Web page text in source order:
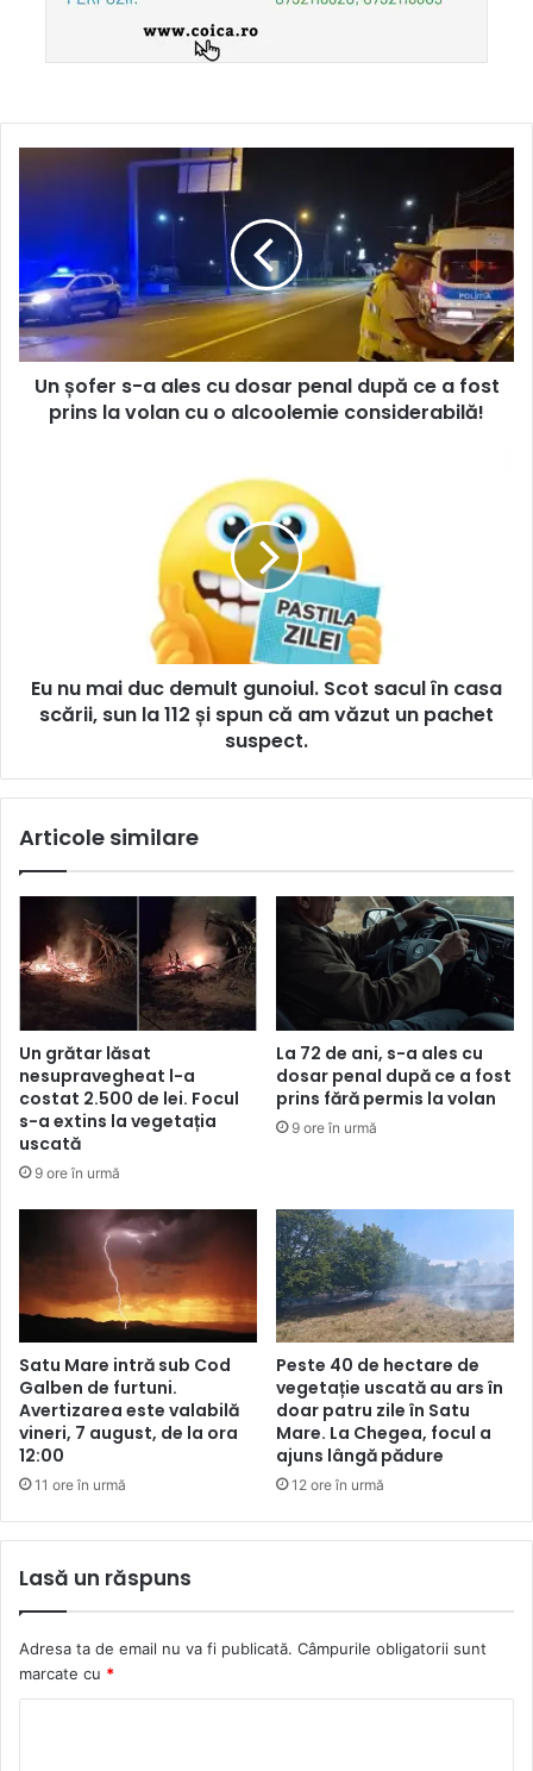
Un șofer s-a ales cu dosar penal după ce a fost
prins la volan cu o alcoolemie considerabilă!
Eu nu mai duc demult gunoiul. Scot sacul în casa
scării, sun la 112 și spun că am văzut un pachet
suspect.
Articole similare
Un grătar lăsat
nesupravegheat l-a
costat 2.500 de lei. Focul
s-a extins la vegetația
uscată
9 ore în urmă
La 72 de ani, s-a ales cu
dosar penal după ce a fost
prins fără permis la volan
9 ore în urmă
Satu Mare intră sub Cod
Galben de furtuni.
Avertizarea este valabilă
vineri, 7 august, de la ora
12:00
11 ore în urmă
Peste 40 de hectare de
vegetație uscată au ars în
doar patru zile în Satu
Mare. La Chegea, focul a
ajuns lângă pădure
12 ore în urmă
Lasă un răspuns
Adresa ta de email nu va fi publicată. Câmpurile obligatorii sunt
marcate cu *